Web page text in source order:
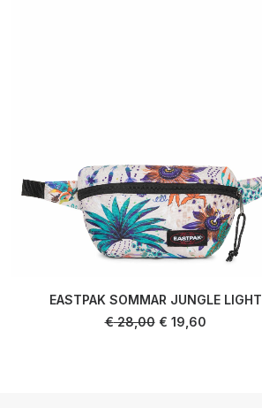
EASTPAK SOMMAR JUNGLE LIGHT
€28,00 Le
€ 19,60Le